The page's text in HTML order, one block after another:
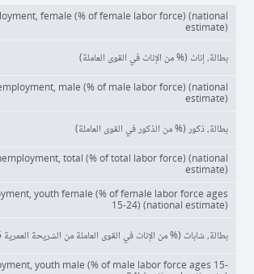
female (% of female labor force) (national
estimate)
بطالة، إناث (% من الإناث في القوى العاملة)
male (% of male labor force) (national
estimate)
بطالة، ذكور (% من الذكور في القوى العاملة)
total (% of total labor force) (national
estimate)
youth female (% of female labor force ages
15-24) (national estimate)
بطالة، شابات (% من الإناث في القوى العاملة من الشريحة العمرية 15-24 عاماً)
youth male (% of male labor force ages 15-